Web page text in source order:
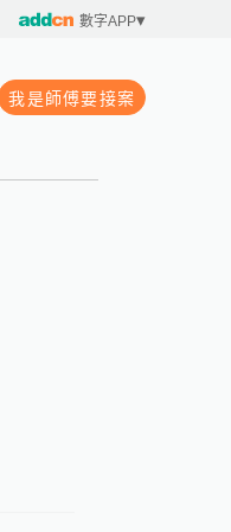
數字APP
我是師傅要接案